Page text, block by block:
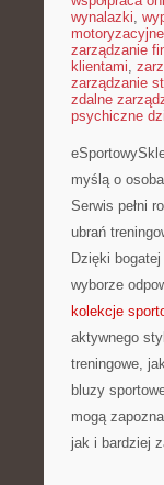
wynalazki,
motoryzacyjne
zarządzanie
klientami,
zarządzanie
zdalne
psychiczne
myślą o
Serwis pełni
ubrań
Dzięki
wyborze
kolekcje
aktywnego
treningowe,
bluzy
mogą
jak i bardziej